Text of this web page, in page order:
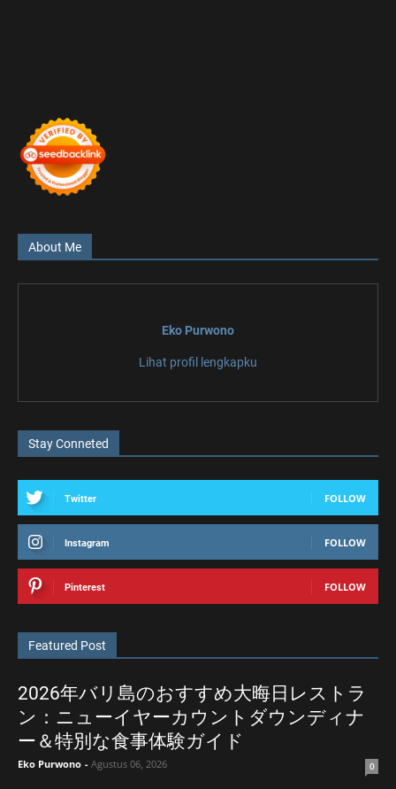
About Me
Eko Purwono
Lihat profil lengkapku
Stay Conneted
Twitter FOLLOW
Instagram FOLLOW
Pinterest FOLLOW
Featured Post
2026年バリ島のおすすめ大晦日レストラ
ン：ニューイヤーカウントダウンディナ
ー＆特別な食事体験ガイド
Eko Purwono - Agustus 06, 2026 0